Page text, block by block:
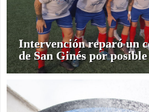
Intervención reparó un
de San Ginés por